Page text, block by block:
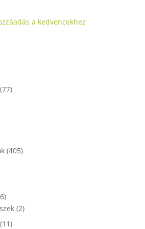
a kedvencekhez
(77)
(405)
(2)
(11)